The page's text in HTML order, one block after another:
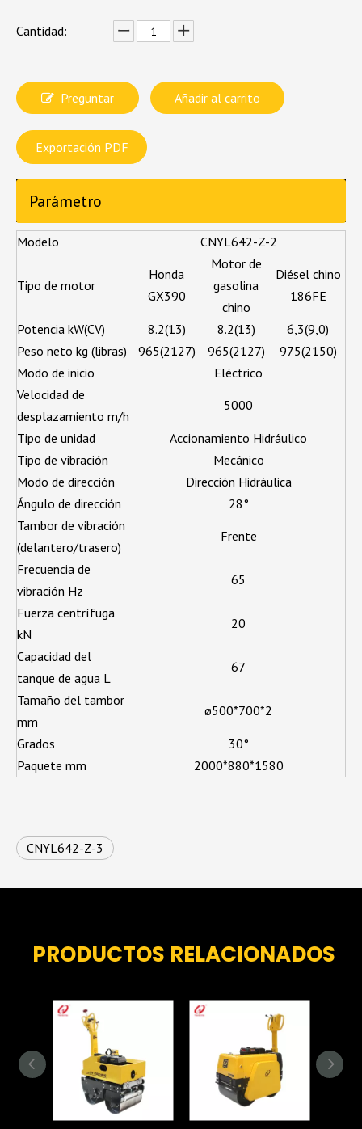
Cantidad:
Preguntar Añadir al carrito
Exportación PDF
Parámetro
Modelo CNYL642-Z-2
Tipo de motor
Honda
GX390
Motor de
gasolina
chino
Diésel chino
186FE
Potencia kW(CV) 8.2(13) 8.2(13)
6,3(9,0)
Peso neto kg (libras)
965(2127) 965(2127)
975(2150)
Modo de inicio
Eléctrico
Velocidad de
desplazamiento m/h
5000
Tipo de unidad
Accionamiento Hidráulico
Tipo de vibración
Mecánico
Modo de dirección
Dirección Hidráulica
Ángulo de dirección
28°
Tambor de vibración
(delantero/trasero)
Frente
Frecuencia de
vibración Hz
65
Fuerza centrífuga
kN
20
Capacidad del
tanque de agua L
67
Tamaño del tambor
mm
ø500*700*2
Grados
30°
Paquete mm
2000*880*1580
CNYL642-Z-3
PRODUCTOS RELACIONADOS